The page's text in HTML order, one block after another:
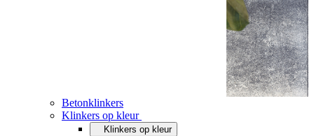
Betonklinkers
Klinkers op kleur
Klinkers op kleur